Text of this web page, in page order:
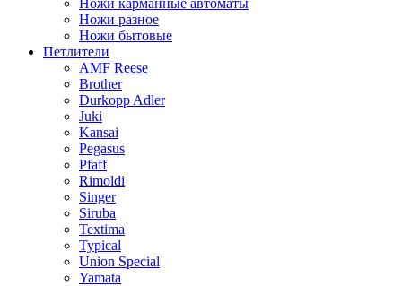
Ножи разное
Ножи бытовые
Петлители
AMF Reese
Brother
Durkopp Adler
Juki
Kansai
Pegasus
Pfaff
Rimoldi
Singer
Siruba
Textima
Typical
Union Special
Yamata